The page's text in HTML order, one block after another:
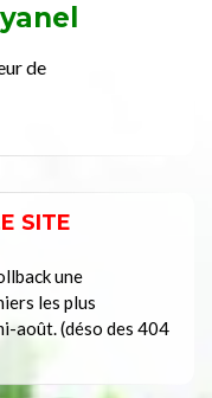
de
SITE
une
les plus
août. (déso des 404